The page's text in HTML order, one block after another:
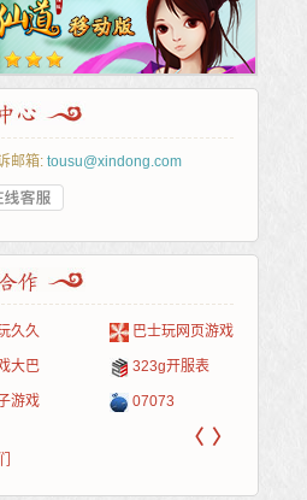
邮箱: tousu@xindong.com
久久 巴士玩网页游戏
大巴 323g开服表
游戏 07073
〈 〉